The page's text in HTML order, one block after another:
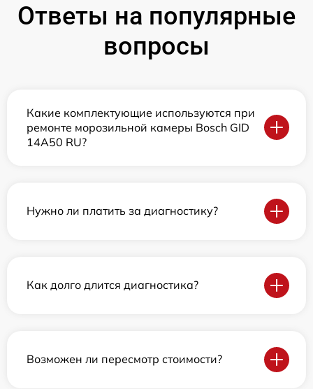
Ответы на популярные
вопросы
Какие комплектующие используются при
ремонте морозильной камеры Bosch GID
14A50 RU?
Нужно ли платить за диагностику?
Как долго длится диагностика?
Возможен ли пересмотр стоимости?